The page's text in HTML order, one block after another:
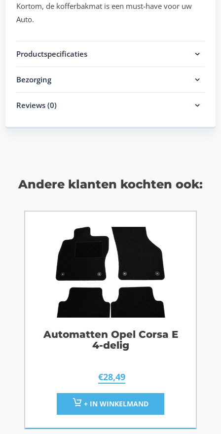
Kortom, de kofferbakmat is een must-have voor uw
Auto.
Productspecificaties
Bezorging
Reviews (0)
Andere klanten kochten ook:
Automatten Opel Corsa E
4-delig
€28,49
+ IN WINKELMAND